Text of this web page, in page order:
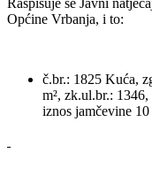
Raspisuje se Javni
Općine Vrbanja, i to:
č.br.: 1825 Kuća,
m², zk.ul.br.:
iznos jamčevine